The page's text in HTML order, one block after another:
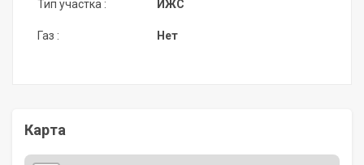
Тип участка :
Газ :
ИЖС
Нет
Карта